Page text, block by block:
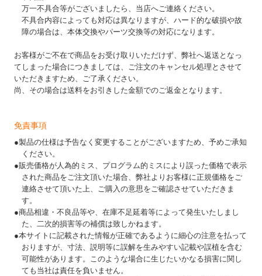
万一不具合等がございましたら、当店へご連絡ください。
不具合内容によっても対応は異なりますが、ハード的な破損や故
障の場合は、本体交換やパーツ交換等の対応になります。
お客様がご不在で商品をお受け取りいただけず、弊社へ返送となっ
てしまった場合につきましては、ご注文のキャンセル処理とさせて
いただきますため、ご了承ください。
尚、その場合は送料をお引きした金額でのご返金となります。
免責事項
●製品の仕様は予告なく変更することがございますため、予めご承知
ください。
●販売価格が人為的ミス、プログラム的ミスにより誤った価格で表示
された商品をご注文頂いた場合、弊社よりお客様に正規価格をご
連絡させて頂いた上、ご購入の意思をご確認させていただきま
す。
●商品相違・不良品等や、在庫不足延着等によって発生いたしまし
た、二次的損害等の補償は致しかねます。
●本サイトに記載された情報が正確であるように細心の注意を払って
おりますが、寸法、説明等に誤解を生みやすい記載や誤植を含む
可能性があります。このような場合に生じたいかなる損害に関し
ても当社は責任を負いません。